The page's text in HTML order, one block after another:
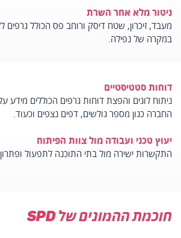
ניטור מלא אחר השרת
מעבד, זיכרון, שטח דיסק ורוחב פס הכולל גרפים
במקרה של נפילה.
דוחות סטטיסטיים
ניתוח לוגים והפצת דוחות גרפים הכוללים
החברה כגון מספר גולשים, דפים נצפים וכעוד.
יעוץ טכני ועבודה מול צוות הפיתוח
התקשרות ישירה מול בתי התוכנה לתפעול
חוכמת ההמונים של SPD